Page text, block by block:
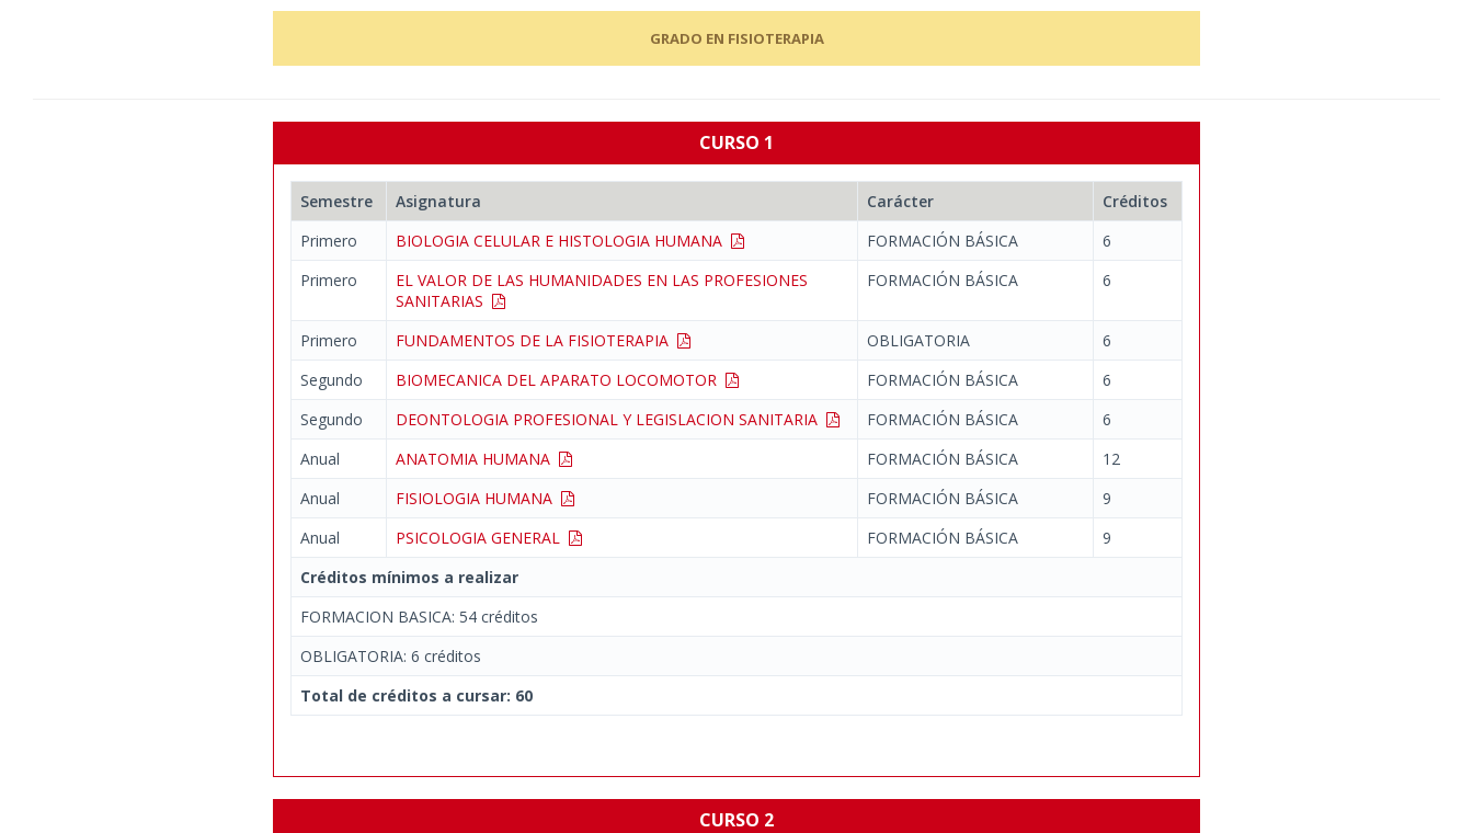
GRADO EN FISIOTERAPIA
CURSO 1
Semestre Asignatura Carácter
Créditos
Primero
BIOLOGIA CELULAR E HISTOLOGIA HUMANA FORMACIÓN BÁSICA
6
Primero
EL VALOR DE LAS HUMANIDADES EN LAS PROFESIONES
SANITARIAS
FORMACIÓN BÁSICA 6
Primero FUNDAMENTOS DE LA FISIOTERAPIA OBLIGATORIA
6
Segundo
BIOMECANICA DEL APARATO LOCOMOTOR FORMACIÓN BÁSICA
6
Segundo
DEONTOLOGIA PROFESIONAL Y LEGISLACION SANITARIA FORMACIÓN BÁSICA
6
Anual
ANATOMIA HUMANA FORMACIÓN BÁSICA
12
Anual
FISIOLOGIA HUMANA FORMACIÓN BÁSICA
9
Anual
PSICOLOGIA GENERAL FORMACIÓN BÁSICA
9
Créditos mínimos a realizar
FORMACION BASICA: 54 créditos
OBLIGATORIA: 6 créditos
Total de créditos a cursar: 60
CURSO 2